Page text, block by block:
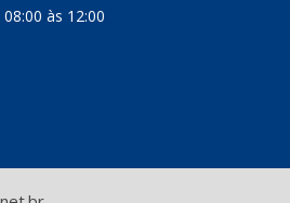
às 12:00